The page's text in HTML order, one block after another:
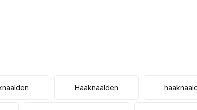
Haaknaalden